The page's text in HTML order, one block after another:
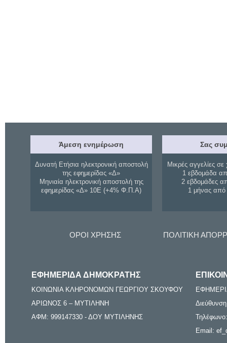
Άμεση ενημέρωση
Δυνατή Ετήσια ηλεκτρονική αποστολή
της εφημερίδας «Δ»
Μηνιαία ηλεκτρονική αποστολή της
εφημερίδας «Δ» 10Ε (+4% Φ.Π.Α)
Σας
Μικρές αγγελίες σε
1 εβδομάδα
2 εβδομάδες
1 μήνας
ΟΡΟΙ ΧΡΗΣΗΣ ΠΟΛΙΤΙΚΗ
ΕΦΗΜΕΡΙΔΑ ΔΗΜΟΚΡΑΤΗΣ
ΚΟΙΝΩΝΙΑ ΚΛΗΡΟΝΟΜΩΝ ΓΕΩΡΓΙΟΥ ΣΚΟΥΦΟΥ
ΑΡΙΩΝΟΣ 6 – ΜΥΤΙΛΗΝΗ
ΑΦΜ: 999147330 - ΔΟΥ ΜΥΤΙΛΗΝΗΣ
Email: